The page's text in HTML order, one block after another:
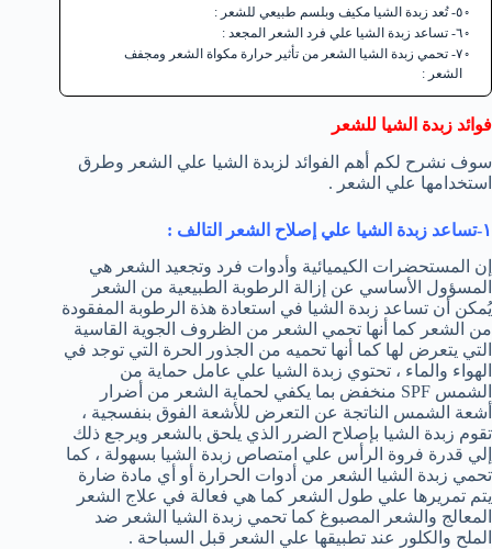
٥- تُعد زبدة الشيا مكيف وبلسم طبيعي للشعر :
٦- تساعد زبدة الشيا علي فرد الشعر المجعد :
٧- تحمي زبدة الشيا الشعر من تأثير حرارة مكواة الشعر ومجفف
الشعر :
فوائد زبدة الشيا للشعر
سوف نشرح لكم أهم الفوائد لزبدة الشيا علي الشعر وطرق
استخدامها علي الشعر .
١-تساعد زبدة الشيا علي إصلاح الشعر التالف :
إن المستحضرات الكيميائية وأدوات فرد وتجعيد الشعر هي
المسؤول الأساسي عن إزالة الرطوبة الطبيعية من الشعر
يُمكن أن تساعد زبدة الشيا في استعادة هذة الرطوبة المفقودة
من الشعر كما أنها تحمي الشعر من الظروف الجوية القاسية
التي يتعرض لها كما أنها تحميه من الجذور الحرة التي توجد في
الهواء والماء ، تحتوي زبدة الشيا علي عامل حماية من
الشمس SPF منخفض بما يكفي لحماية الشعر من أضرار
أشعة الشمس الناتجة عن التعرض للأشعة الفوق بنفسجية ،
تقوم زبدة الشيا بإصلاح الضرر الذي يلحق بالشعر ويرجع ذلك
إلي قدرة فروة الرأس علي امتصاص زبدة الشيا بسهولة ، كما
تحمي زبدة الشيا الشعر من أدوات الحرارة أو أي مادة ضارة
يتم تمريرها علي طول الشعر كما هي فعالة في علاج الشعر
المعالج والشعر المصبوغ كما تحمي زبدة الشيا الشعر ضد
الملح والكلور عند تطبيقها علي الشعر قبل السباحة .